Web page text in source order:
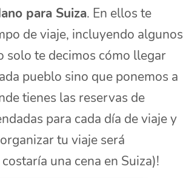
para Suiza. En ellos te
de viaje, incluyendo algunos
solo te decimos cómo llegar
pueblo sino que ponemos a
tienes las reservas de
para cada día de viaje y
tu viaje será
una cena en Suiza)!